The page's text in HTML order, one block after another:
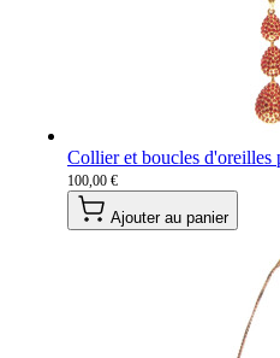
Collier et boucles
100,00 €
Ajouter au panier